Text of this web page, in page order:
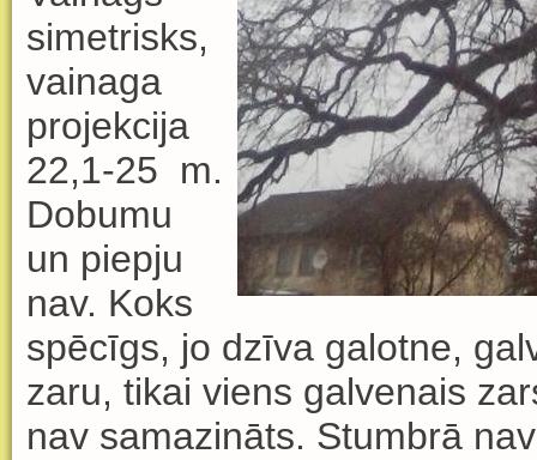
simetrisks,
vainaga
projekcija
22,1-25 m.
Dobumu
un piepju
nav. Koks
spēcīgs, jo dzīva galotne,
zaru, tikai viens galvenais
nav samazināts. Stumbrā